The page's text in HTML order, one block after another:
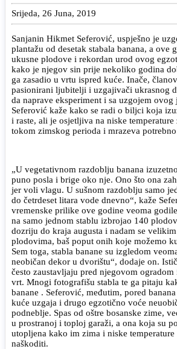
Srijeda, 26 Juna, 2019
Sanjanin Hikmet Seferović, uspješno je
plantažu od desetak stabala banana, a ove
ukusne plodove i rekordan urod ovog
kako je njegov sin prije nekoliko godina
ga zasadio u vrtu ispred kuće. Inače,
pasionirani ljubitelji i uzgajivači ukrasnog
da naprave eksperiment i sa uzgojem ovog
Seferović kaže kako se radi o biljci koja
i raste, ali je osjetljiva na niske temperature
tokom zimskog perioda i mrazeva
„U vegetativnom razdoblju banana
puno posla i brige oko nje. Ono što ona
jer voli vlagu. U sušnom razdoblju samo
do četrdeset litara vode dnevno“, kaže
vremenske prilike ove godine veoma
na samo jednom stablu izbrojao 140
dozriju do kraja augusta i nadam se
plodovima, baš poput onih koje možemo
Sem toga, stabla banane su izgledom
neobičan dekor u dvorištu“, dodaje on.
često zaustavljaju pred njegovom
vrt. Mnogi fotografišu stabla te ga pitaju
banane . Seferović, međutim, pored
kuće uzgaja i drugo egzotično voće
podneblje. Spas od oštre bosanske zime,
u prostranoj i toploj garaži, a ona koja su
utopljena kako im zima i niske temperature
naškoditi.